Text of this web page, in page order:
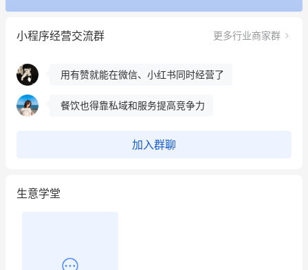
小程序经营交流群 更多行业商家群
冰墩墩货源充足需要的联系我
这个营销策划案例推荐大家看一下
用有赞就能在微信、小红书同时经营了
餐饮也得靠私域和服务提高竞争力
加入群聊
生意学堂